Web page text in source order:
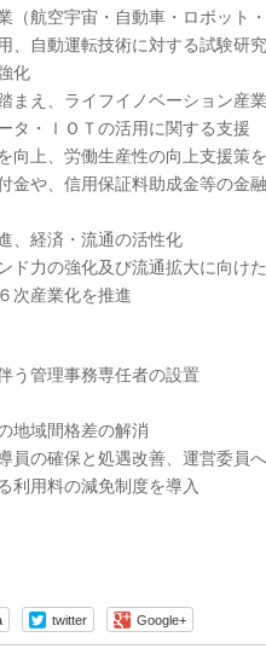
（航空宇宙・自動車・ロボット
、自動運転技術に対する試験研
化
まえ、ライフイノベーション産
タ・ＩＯＴの活用に関する支援
向上、労働生産性の向上支援策
金や、信用保証料助成金等の金
、経済・流通の活性化
ド力の強化及び流通拡大に向け
次産業化を推進
う管理事務専任者の設置
地域間格差の解消
員の確保と処遇改善、運営委員
利用料の減免制度を導入
twitter Google+